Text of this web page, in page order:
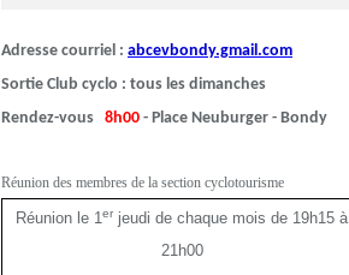
Adresse courriel : abcevbondy.gmail.com
Sortie Club cyclo : tous les dimanches
Rendez-vous 8h00 - Place Neuburger - Bondy
Réunion des membres de la section cyclotourisme
Réunion le 1er jeudi de chaque mois de 19h15 à
21h00